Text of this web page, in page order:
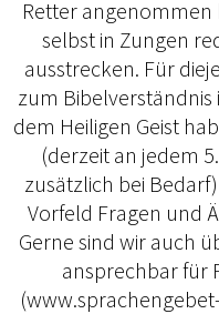
Retter
selbst in Zungen
ausstrecken. Für
zum
dem Heiligen Geist
(derzeit an jedem
zusätzlich bei
Vorfeld Fragen und
Gerne sind wir auch
ansprechbar für